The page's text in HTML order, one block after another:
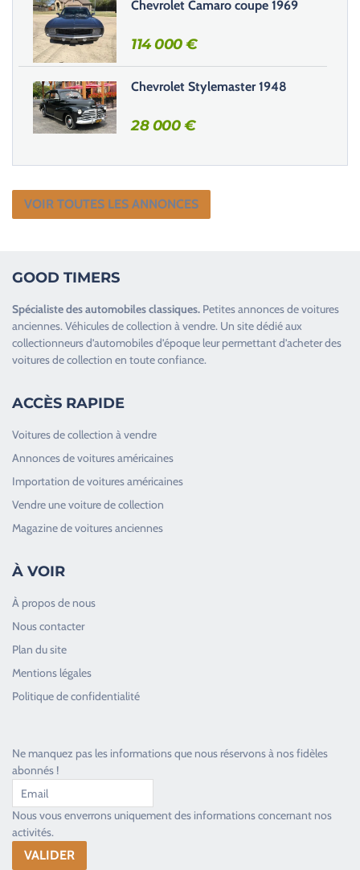
.
Chevrolet Camaro coupe 1969
114 000€
Chevrolet Stylemaster 1948
28 000€
VOIR TOUTES LES ANNONCES
GOOD TIMERS
Spécialiste desautomobiles classiques. Petites annonces devoitures
anciennes.Véhicules de collection à vendre. Un site dédié aux
collectionneurs d’automobiles d’époque leur permettant d’acheter des
voitures de collection en toute confiance.
ACCÈS RAPIDE
Voitures de collection à vendre
Annonces de voitures américaines
Importation de voitures américaines
Vendre une voiture de collection
Magazine de voitures anciennes
À VOIR
À propos de nous
Nous contacter
Plan du site
Mentions légales
Politique de confidentialité
Ne manquez pas les informations que nous réservons à nos fidèles
abonnés !
Nous vous enverrons uniquement des informations concernant nos
activités.
Toujours heureux d'aider les passionnés